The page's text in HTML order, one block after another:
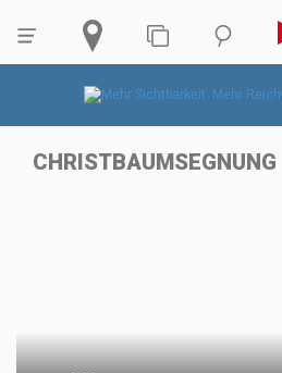
CHRISTBAUMSEGNUNG